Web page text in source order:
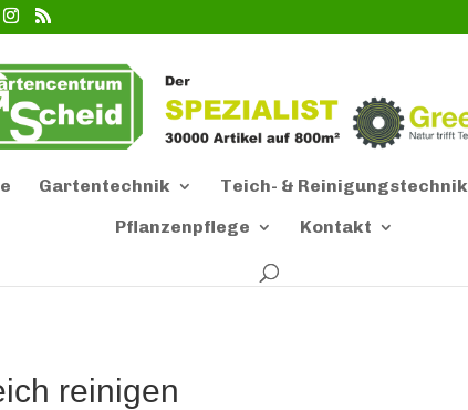
Gartentechnik Teich- & Reinigungstechnik
Pflanzenpflege
Kontakt
reinigen